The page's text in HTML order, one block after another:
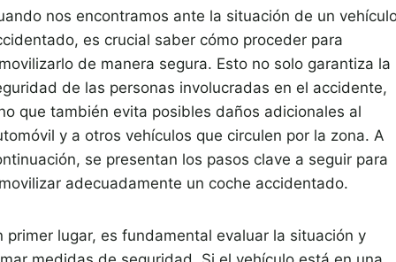
nos encontramos ante la situación de un
es crucial saber cómo proceder para
de manera segura. Esto no solo garantiza la
de las personas involucradas en el accidente,
que también evita posibles daños adicionales al
y a otros vehículos que circulen por la zona. A
se presentan los pasos clave a seguir para
adecuadamente un coche accidentado.
primer lugar, es fundamental evaluar la situación y